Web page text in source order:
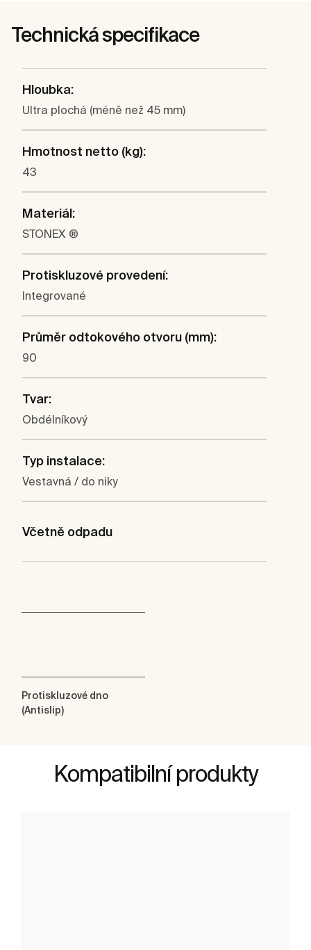
Technická specifikace
Hloubka:
Ultra plochá (méně než 45 mm)
Hmotnost netto (kg):
43
Materiál:
STONEX ®
Protiskluzové provedení:
Integrované
Průměr odtokového otvoru (mm):
90
Tvar:
Obdélníkový
Typ instalace:
Vestavná / do niky
Včetně odpadu
Protiskluzové dno
(Antislip)
Kompatibilní produkty